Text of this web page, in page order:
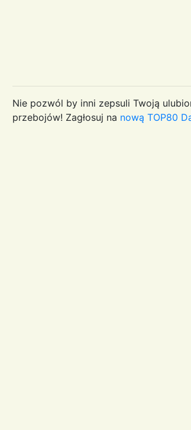
Nie pozwól by inni zepsuli Twoją
przebojów! Zagłosuj na nową TOP80